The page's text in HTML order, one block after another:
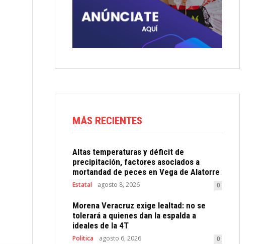
MÁS RECIENTES
Altas temperaturas y déficit de
precipitación, factores asociados a
mortandad de peces en Vega de Alatorre
Estatal agosto 8, 2026 0
Morena Veracruz exige lealtad: no se
tolerará a quienes dan la espalda a
ideales de la 4T
Politica agosto 6, 2026 0